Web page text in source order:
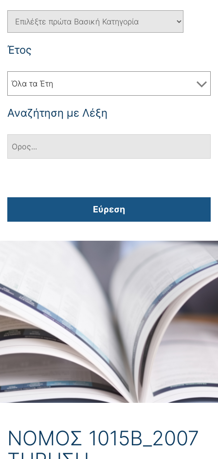
Έτος
Όλα τα Έτη
Αναζήτηση με Λέξη
Εύρεση
ΝΟΜΟΣ 1015Β_2007